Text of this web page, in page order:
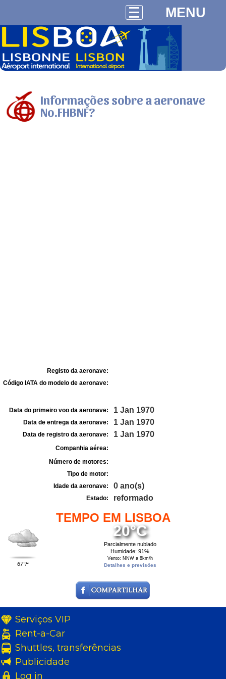
MENU
Informações sobre a aeronave
No.FHBNF?
Registo da aeronave:
Código IATA do modelo de aeronave:
Data do primeiro voo da aeronave: 1 Jan 1970
Data de entrega da aeronave: 1 Jan 1970
Data de registro da aeronave: 1 Jan 1970
Companhia aérea:
Número de motores:
Tipo de motor:
Idade da aeronave:
0 ano(s)
Estado: reformado
TEMPO EM LISBOA
67°F
20°C
Parcialmente nublado
Humidade: 91%
Vento: NNW a 8km/h
Detalhes e previsões
Serviços VIP
Rent-a-Car
Shuttles, transferências
Publicidade
Log in